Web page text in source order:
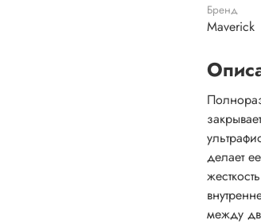
Бренд
Maverick
делает
между